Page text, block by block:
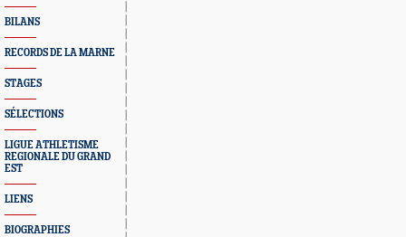
BILANS
RECORDS DE LA MARNE
STAGES
SÉLECTIONS
LIGUE ATHLETISME
REGIONALE DU GRAND
EST
LIENS
BIOGRAPHIES